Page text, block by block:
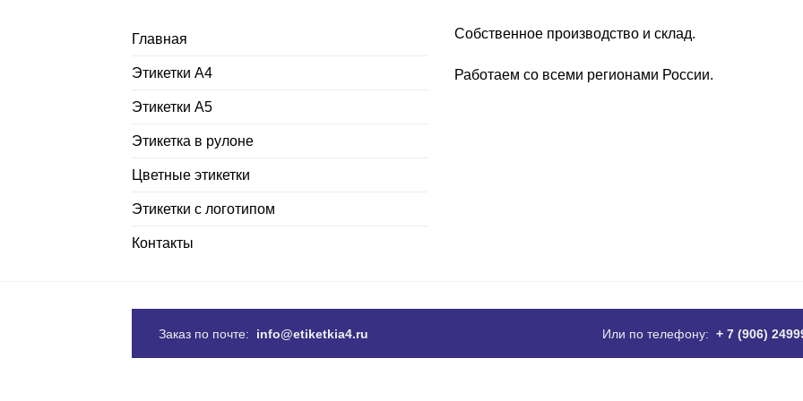
Главная
Этикетки А4
Этикетки А5
Этикетка в рулоне
Цветные этикетки
Этикетки с логотипом
Контакты
Собственное производство и склад.
Работаем со всеми регионами России.
Заказ по почте: info@etiketkia4.ru Или по телефону: + 7 (906)